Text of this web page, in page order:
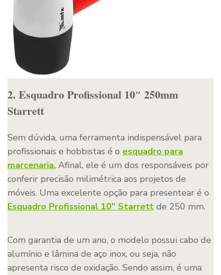
2. Esquadro Profissional 10″ 250mm
Starrett
Sem dúvida, uma ferramenta indispensável para
profissionais e hobbistas é o esquadro para
marcenaria. Afinal, ele é um dos responsáveis por
conferir precisão milimétrica aos projetos de
móveis. Uma excelente opção para presentear é o
Esquadro Profissional 10″ Starrett de 250 mm.
Com garantia de um ano, o modelo possui cabo de
alumínio e lâmina de aço inox, ou seja, não
apresenta risco de oxidação. Sendo assim, é uma